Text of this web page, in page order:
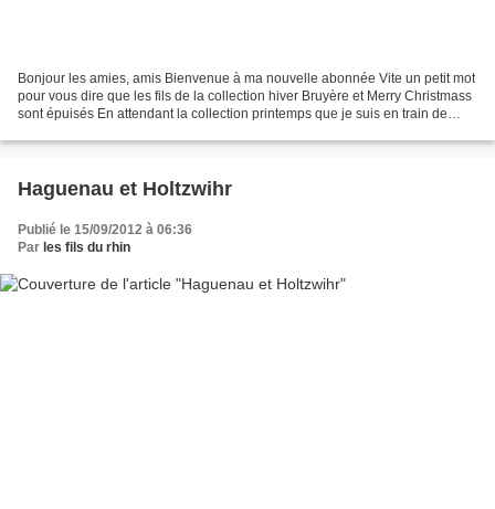
Bonjour les amies, amis Bienvenue à ma nouvelle abonnée Vite un petit mot
pour vous dire que les fils de la collection hiver Bruyère et Merry Christmass
sont épuisés En attendant la collection printemps que je suis en train de
Haguenau et Holtzwihr
Publié le 15/09/2012 à 06:36
Par les fils du rhin